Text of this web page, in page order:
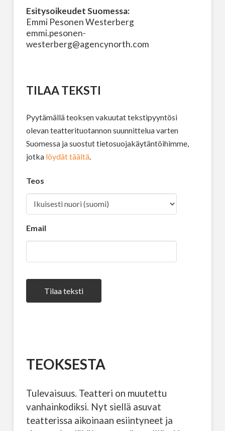
Esitysoikeudet Suomessa:
Emmi Pesonen Westerberg
emmi.pesonen-
westerberg@agencynorth.com
TILAA TEKSTI
Pyytämällä teoksen vakuutat tekstipyyntösi
olevan teatterituotannon suunnittelua varten
Suomessa ja suostut tietosuojakäytäntöihimme,
jotka löydät täältä.
Teos
Email
Tilaa teksti
TEOKSESTA
Tulevaisuus. Teatteri on muutettu
vanhainkodiksi. Nyt siellä asuvat
teatterissa aikoinaan esiintyneet ja